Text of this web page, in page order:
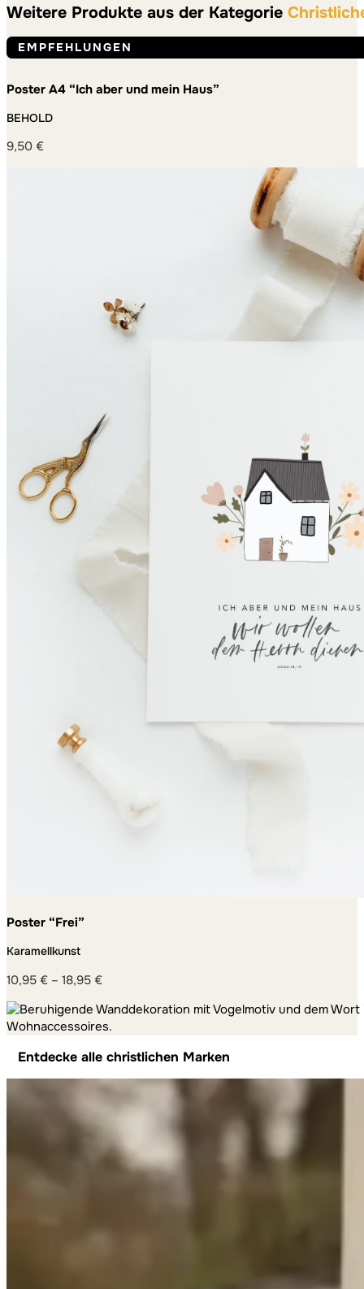
Weitere Produkte aus der Kategorie
EMPFEHLUNGEN
Poster A4 “Ich aber und mein Haus”
BEHOLD
9,50 €
Poster “Frei”
Karamellkunst
10,95 € – 18,95 €
10,95 €
bis
Entdecke alle christlichen Marken